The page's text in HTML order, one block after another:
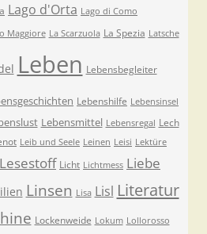
Lago d'Orta Lago di Como
Maggiore La Scarzuola La Spezia Latsche
Leben Lebensbegleiter
Lebenshilfe Lebensinsel
Lebensmittel Lebensregal Lech
Leib und Seele Leinen Leisi Lektüre
Lesestoff Licht Lichtmess Liebe
Linsen Lisa Lisl Literatur
Lockenweide Lokum Lollorosso